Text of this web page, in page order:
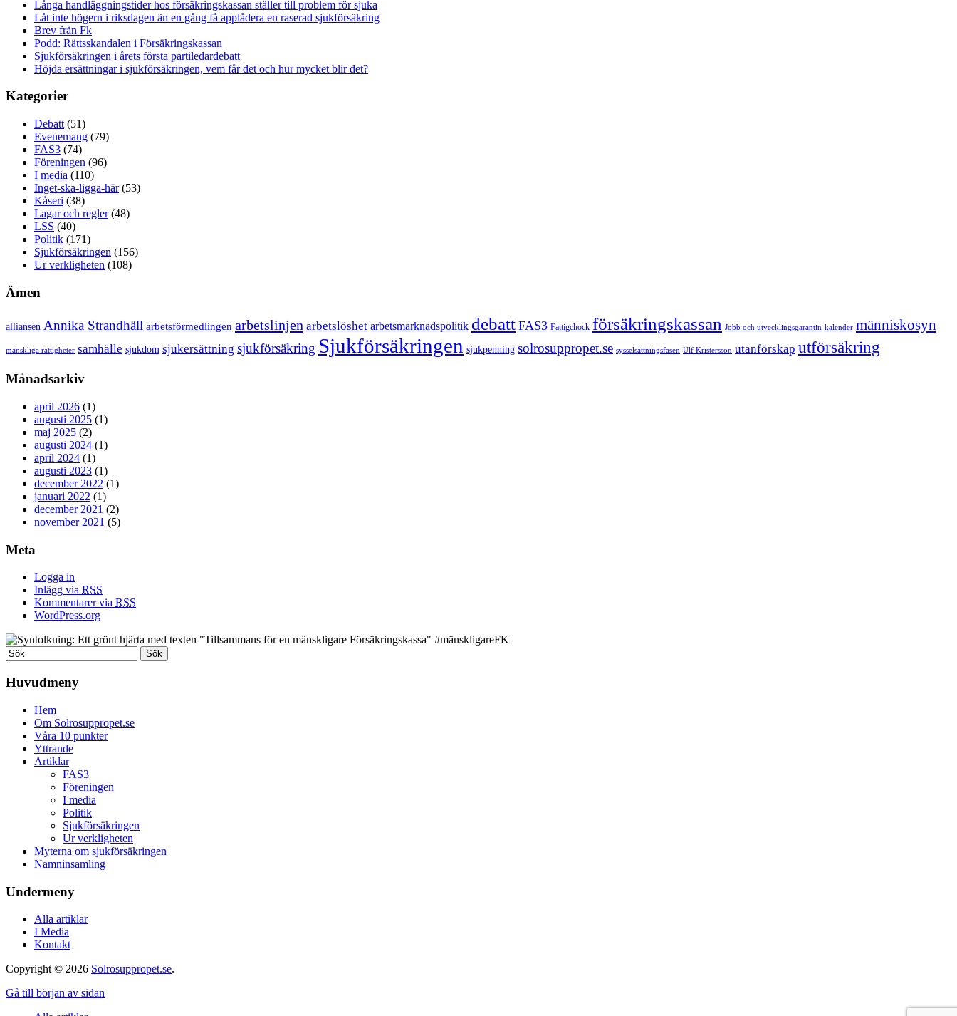
Långa handläggningstider hos försäkringskassan ställer till problem för sjuka
Låt inte högern i riksdagen än en gång få applådera en raserad sjukförsäkring
Brev från Fk
Podd: Rättsskandalen i Försäkringskassan
Sjukförsäkringen i årets första partiledardebatt
Höjda ersättningar i sjukförsäkringen, vem får det och hur mycket blir det?
Kategorier
Debatt (51)
Evenemang (79)
FAS3 (74)
Föreningen (96)
I media (110)
Inget-ska-ligga-här(53)
Kåseri (38)
Lagar och regler(48)
LSS (40)
Politik (171)
Sjukförsäkringen (156)
Ur verkligheten (108)
Ämen
alliansen Annika Strandhäll arbetsförmedlingen arbetslinjen arbetslöshet arbetsmarknadspolitik debatt FAS3 Fattigchock försäkringskassan Jobb och utvecklingsgarantin kalender människosyn
mänskliga rättigheter samhälle sjukdom sjukersättning sjukförsäkring Sjukförsäkringen sjukpenning solrosuppropet.se sysselsättningsfasen Ulf Kristersson utanförskap utförsäkring
Månadsarkiv
april 2026 (1)
augusti 2025 (1)
maj 2025 (2)
augusti 2024 (1)
april 2024 (1)
augusti 2023 (1)
december 2022 (1)
januari 2022 (1)
december 2021 (2)
november 2021 (5)
Meta
Logga in
Inlägg via RSS
Kommentarer via RSS
WordPress.org
Huvudmeny
Hem
Om Solrosuppropet.se
Våra 10 punkter
Yttrande
Artiklar
FAS3
Föreningen
I media
Politik
Sjukförsäkringen
Ur verkligheten
Myterna om sjukförsäkringen
Namninsamling
Undermeny
Alla artiklar
I Media
Kontakt
Copyright © 2026 Solrosuppropet.se.
Gå till början av sidan